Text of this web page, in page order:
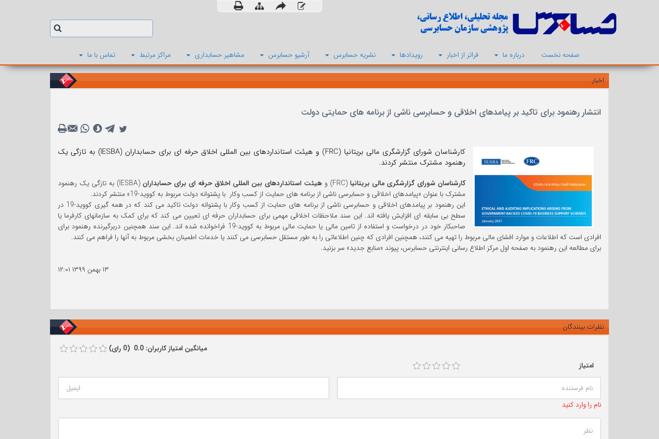
صفحه نخست درباره ما فراتر از اخبار رویدادها نشریه حسابرس آرشیو حسابرس مشاهیر حسابداری مراکز مرتبط تماس با ما
اخبار
انتشار رهنمود برای تاکید بر پیامدهای اخلاقی و حسابرسی ناشی از برنامه های حمایتی دولت
کارشناسان شورای گزارشگری مالی بریتانیا (FRC) و هیئت استانداردهای بین المللی اخلاق حرفه ای برای حسابداران (IESBA) به تازگی یک
رهنمود مشترک منتشر کردند.
کارشناسان شورای گزارشگری مالی بریتانیا (FRC) و هیئت استانداردهای بین المللی اخلاق حرفه ای برای حسابداران
(IESBA) به تازگی یک رهنمود
مشترک با عنوان «پیامدهای اخلاقی و حسابرسی ناشی از برنامه های حمایت از کسب وکار با پشتوانه دولت مربوط به کووید-19» منتشر کردند.
این رهنمود بر پیامدهای اخلاقی و حسابرسی ناشی از برنامه های حمایت از کسب وکار با پشتوانه دولت تاکید می کند که در همه گیری کووید-19 در
سطح بی سابقه ای افزایش یافته اند. این سند ملاحظات اخلاقی مهمی برای حسابداران حرفه ای تعیین می کند که برای کمک به سازمانهای کارفرما یا
صاحبکار خود در درخواست و استفاده از تامین مالی یا حمایت مالی مربوط به کووید-19 فراخوانده شده اند. این سند همچنین دربرگیرنده رهنمود برای
افرادی است که اطلاعات و موارد افشای مالی مربوط را تهیه می کنند، همچنین افرادی که چنین اطلاعاتی را به طور مستقل حسابرسی می کنند یا خدمات اطمینان بخشی مربوط به آنها را فراهم می کنند.
برای مطالعه این رهنمود به صفحه اول مرکز اطلاع رسانی اینترنتی حسابرس، پیوند «منابع جدید» سر بزنید.
۱۳ بهمن ۱۳۹۹
۱۲:۰۱
نظرات بینندگان
میانگین امتیاز کاربران: 0.0 (0 رای)
امتیاز
نام را وارد کنید